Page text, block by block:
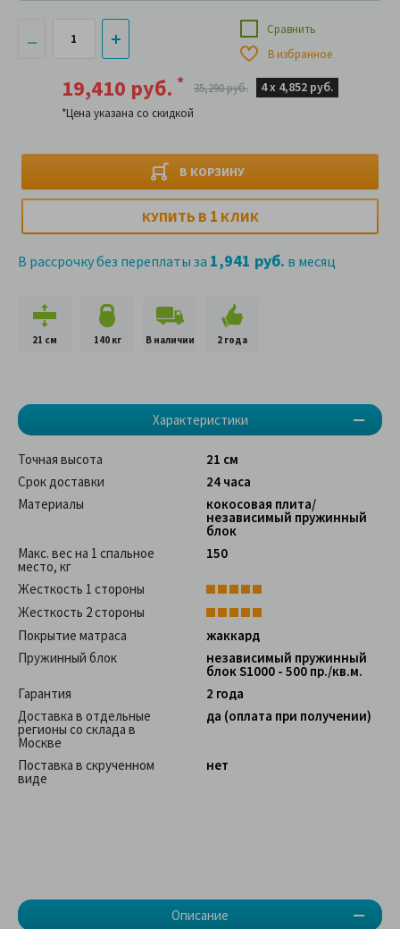
19,410 руб. *
*Цена указана со скидкой
35,290 руб. 4 х 4,852 руб.
В КОРЗИНУ
Сравнить
В избранное
КУПИТЬ В 1 КЛИК
В рассрочку без переплаты за 1,941 руб. в месяц
21 см 140 кг В наличии 2 года
Характеристики
Описание
Точная высота
21 см
Срок доставки
24 часа
Материалы
кокосовая плита/
независимый пружинный
блок
Макс. вес на 1 спальное
место, кг
150
Жесткость 1 стороны
Жесткость 2 стороны
Покрытие матраса
жаккард
Пружинный блок
независимый пружинный
блок S1000 - 500 пр./кв.м.
Гарантия
2 года
Доставка в отдельные
регионы со склада в
Москве
да (оплата при получении)
Поставка в скрученном
виде
нет